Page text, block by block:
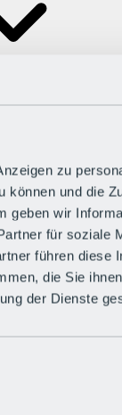
zu
können und die
geben wir
für soziale
führen diese
die Sie
der Dienste
der BRS
& Tickets